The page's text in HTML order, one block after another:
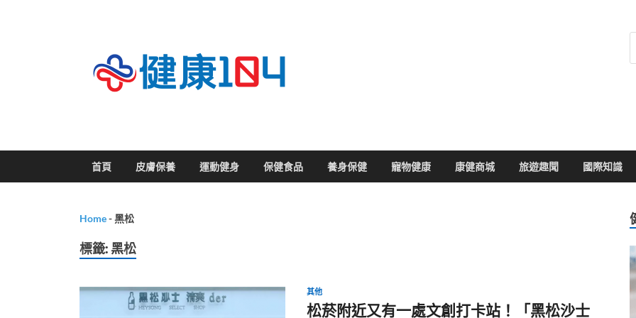
首頁 皮膚保養 運動健身 保健食品 養身保健 寵物健康 康健商城 旅遊趣聞 國際知識
Home-黑松
標籤: 黑松
其他
松菸附近又有一處文創打卡站！「黑松沙士